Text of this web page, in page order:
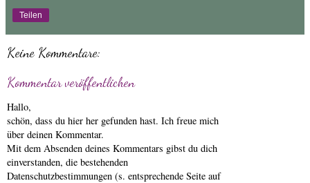
Teilen
Keine Kommentare:
Kommentar veröffentlichen
Hallo,
schön, dass du hier her gefunden hast. Ich freue mich
über deinen Kommentar.
Mit dem Absenden deines Kommentars gibst du dich
einverstanden, die bestehenden
Datenschutzbestimmungen (s. entsprechende Seite auf